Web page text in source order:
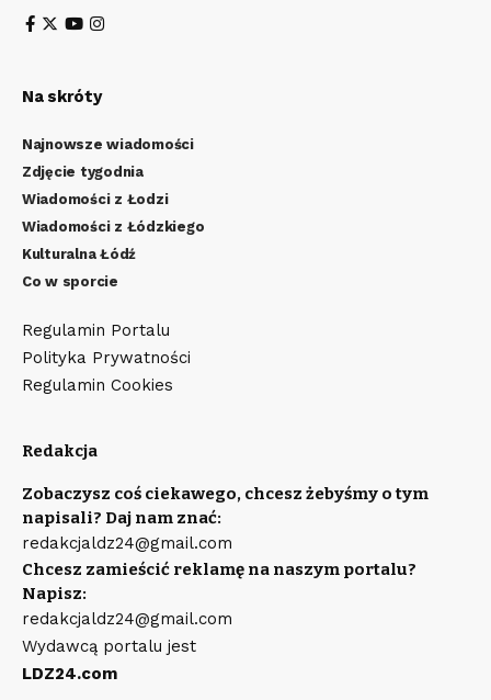
Na skróty
Najnowsze wiadomości
Zdjęcie tygodnia
Wiadomości z Łodzi
Wiadomości z Łódzkiego
Kulturalna Łódź
Co w sporcie
Regulamin Portalu
Polityka Prywatności
Regulamin Cookies
Redakcja
Zobaczysz coś ciekawego, chcesz żebyśmy o tym
napisali? Daj nam znać:
redakcjaldz24@gmail.com
Chcesz zamieścić reklamę na naszym portalu?
Napisz:
redakcjaldz24@gmail.com
Wydawcą portalu jest
LDZ24.com